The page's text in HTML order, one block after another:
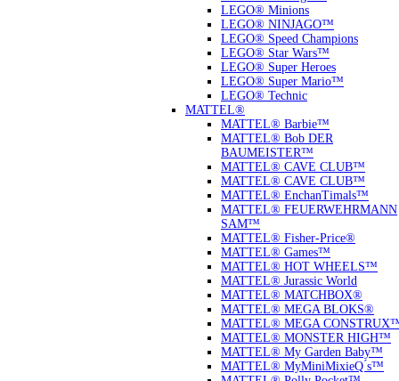
LEGO® Minions
LEGO® NINJAGO™
LEGO® Speed Champions
LEGO® Star Wars™
LEGO® Super Heroes
LEGO® Super Mario™
LEGO® Technic
MATTEL®
MATTEL® Barbie™
MATTEL® Bob DER
BAUMEISTER™
MATTEL® CAVE CLUB™
MATTEL® CAVE CLUB™
MATTEL® EnchanTimals™
MATTEL® FEUERWEHRMANN
SAM™
MATTEL® Fisher-Price®
MATTEL® Games™
MATTEL® HOT WHEELS™
MATTEL® Jurassic World
MATTEL® MATCHBOX®
MATTEL® MEGA BLOKS®
MATTEL® MEGA
MATTEL® MONSTER HIGH™
MATTEL® My Garden Baby™
MATTEL® MyMiniMixieQ ́s™